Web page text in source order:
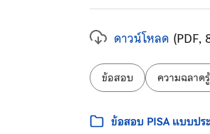
ดาวน์โหลด (PDF,
ป้ายกำกับ:
ข้อสอบ ความฉลา
หมวดหมู่:
ข้อสอบ PISA แบบปร